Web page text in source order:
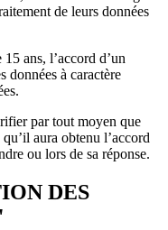
de leurs données
ans, l’accord d’un
données à caractère
par tout moyen que
aura obtenu l’accord
ou lors de sa réponse.
DES